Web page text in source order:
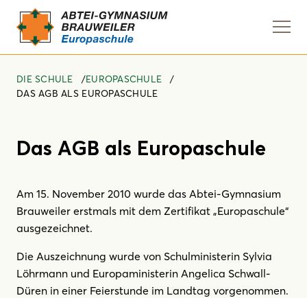
DIE SCHULE
EUROPASCHULE
DAS AGB ALS EUROPASCHULE
Das AGB als Europaschule
Am 15. November 2010 wurde das Abtei-Gymnasium
Brauweiler erstmals mit dem Zertifikat „Europaschule“
ausgezeichnet.
Die Auszeichnung wurde von Schulministerin Sylvia
Löhrmann und Europaministerin Angelica Schwall-
Düren in einer Feierstunde im Landtag vorgenommen.